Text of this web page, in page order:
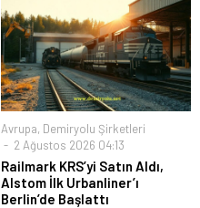
Avrupa, Demiryolu Şirketleri
2 Ağustos 2026 04:13
Railmark KRS’yi Satın Aldı,
Alstom İlk Urbanliner’ı
Berlin’de Başlattı